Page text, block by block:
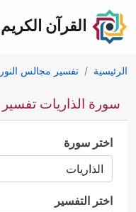
القرآن الكريم
الرئيسية تفسير مجالس النور
سورة الذاريات تفسير
اختر سورة
اختر التفسير